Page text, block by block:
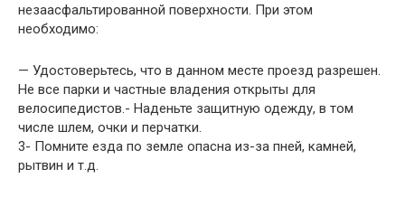
незаасфальтированной поверхности. При этом
необходимо:
— Удостоверьтесь, что в данном месте проезд разрешен.
Не все парки и частные владения открыты для
велосипедистов.- Наденьте защитную одежду, в том
числе шлем, очки и перчатки.
3- Помните езда по земле опасна из-за пней, камней,
рытвин и т.д.